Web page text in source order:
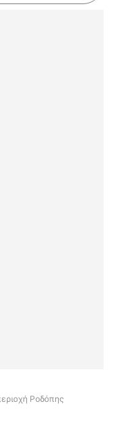
Ροδόπης